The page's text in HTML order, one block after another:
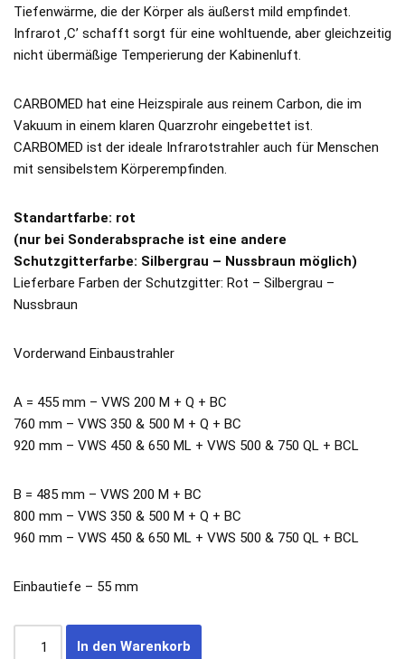
Tiefenwärme, die der Körper als äußerst mild empfindet.
Infrarot ‚C’ schafft sorgt für eine wohltuende, aber gleichzeitig
nicht übermäßige Temperierung der Kabinenluft.
CARBOMED hat eine Heizspirale aus reinem Carbon, die im
Vakuum in einem klaren Quarzrohr eingebettet ist.
CARBOMED ist der ideale Infrarotstrahler auch für Menschen
mit sensibelstem Körperempfinden.
Standartfarbe: rot
(nur bei Sonderabsprache ist eine andere
Schutzgitterfarbe: Silbergrau – Nussbraun möglich)
Lieferbare Farben der Schutzgitter: Rot – Silbergrau –
Nussbraun
Vorderwand Einbaustrahler
A = 455 mm – VWS 200 M + Q + BC
760 mm – VWS 350 & 500 M + Q + BC
920 mm – VWS 450 & 650 ML + VWS 500 & 750 QL + BCL
B = 485 mm – VWS 200 M + BC
800 mm – VWS 350 & 500 M + Q + BC
960 mm – VWS 450 & 650 ML + VWS 500 & 750 QL + BCL
Einbautiefe – 55 mm
In den Warenkorb